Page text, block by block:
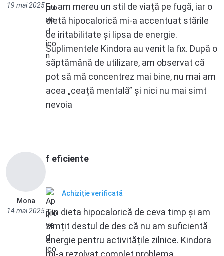
19 mai 2025Eu am mereu un stil de viață pe fugă, iar o
dietă hipocalorică mi-a accentuat stările
de iritabilitate și lipsa de energie.
Suplimentele Kindora au venit la fix. După o
săptămână de utilizare, am observat că
pot să mă concentrez mai bine, nu mai am
acea „ceață mentală” și nici nu mai simt
nevoia
Mona
14 mai 2025
f eficiente
Achiziție verificată
Țin dieta hipocalorică de ceva timp și am
simțit destul de des că nu am suficientă
energie pentru activitățile zilnice. Kindora
mi-a rezolvat complet problema